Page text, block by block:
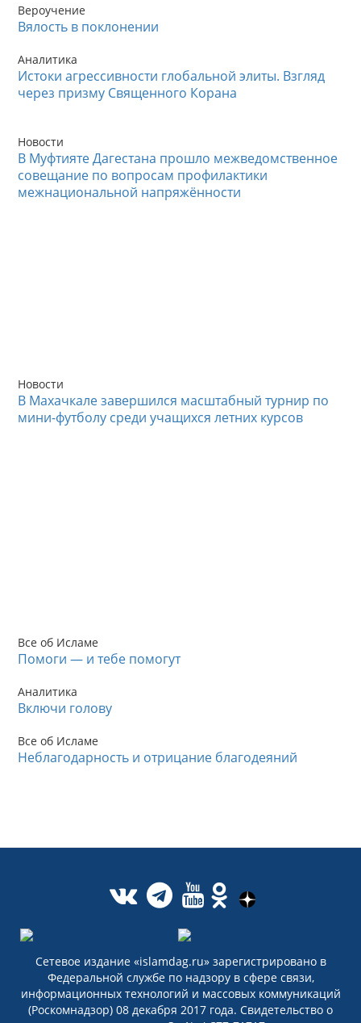
Вероучение
Вялость в поклонении
Аналитика
Истоки агрессивности глобальной элиты. Взгляд
через призму Священного Корана
Новости
В Муфтияте Дагестана прошло межведомственное
совещание по вопросам профилактики
межнациональной напряжённости
Новости
В Махачкале завершился масштабный турнир по
мини-футболу среди учащихся летних курсов
Все об Исламе
Помоги — и тебе помогут
Аналитика
Включи голову
Все об Исламе
Неблагодарность и отрицание благодеяний
Сетевое издание «islamdag.ru» зарегистрировано в
Федеральной службе по надзору в сфере связи,
информационных технологий и массовых коммуникаций
(Роскомнадзор) 08 декабря 2017 года. Свидетельство о